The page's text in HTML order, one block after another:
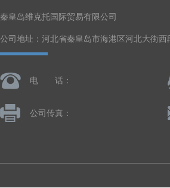
秦皇岛维克托国际贸易有限公司
公司地址：河北省秦皇岛市海港区河北大街
电 话：
公司传真：